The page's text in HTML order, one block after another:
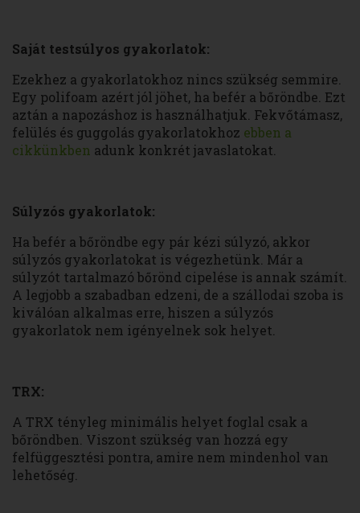
Saját testsúlyos gyakorlatok:
Ezekhez a gyakorlatokhoz nincs szükség semmire.
Egy polifoam azért jól jöhet, ha befér a bőröndbe. Ezt
aztán a napozáshoz is használhatjuk. Fekvőtámasz,
felülés és guggolás gyakorlatokhoz ebben a
cikkünkben adunk konkrét javaslatokat.
Súlyzós gyakorlatok:
Ha befér a bőröndbe egy pár kézi súlyzó, akkor
súlyzós gyakorlatokat is végezhetünk. Már a
súlyzót tartalmazó bőrönd cipelése is annak számít.
A legjobb a szabadban edzeni, de a szállodai szoba is
kiválóan alkalmas erre, hiszen a súlyzós
gyakorlatok nem igényelnek sok helyet.
TRX:
A TRX tényleg minimális helyet foglal csak a
bőröndben. Viszont szükség van hozzá egy
felfüggesztési pontra, amire nem mindenhol van
lehetőség.